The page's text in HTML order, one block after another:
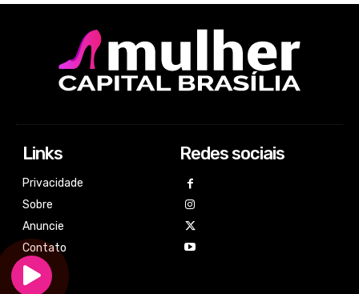
Links
Privacidade
Sobre
Anuncie
Contato
Redes sociais